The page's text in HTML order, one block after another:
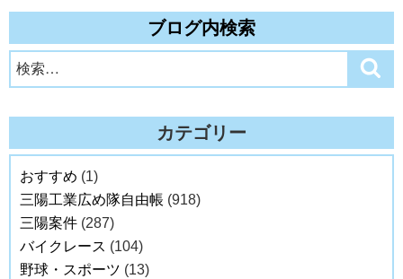
ブログ内検索
検
索:
カテゴリー
おすすめ (1)
三陽工業広め隊自由帳 (918)
三陽案件 (287)
バイクレース (104)
野球・スポーツ (13)